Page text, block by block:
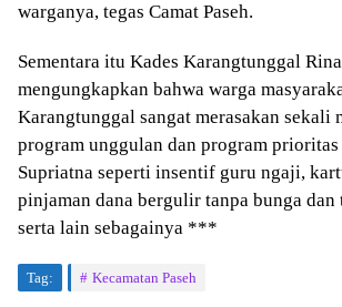
warganya, tegas Camat Paseh.
Sementara itu Kades Karangtunggal
mengungkapkan bahwa warga
Karangtunggal sangat merasakan sekali
program unggulan dan program
Supriatna seperti insentif guru ngaji,
pinjaman dana bergulir tanpa bunga dan
serta lain sebagainya ***
Tag: Kecamatan Paseh